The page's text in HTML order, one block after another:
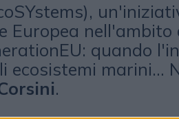
Europea nell'ambito
quando
ecosistemi marini…
.